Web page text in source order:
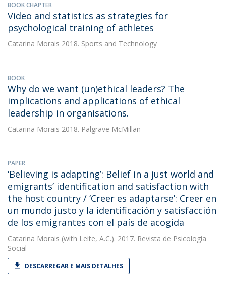
BOOK CHAPTER
Video and statistics as strategies for
psychological training of athletes
Catarina Morais 2018. Sports and Technology
BOOK
Why do we want (un)ethical leaders? The
implications and applications of ethical
leadership in organisations.
Catarina Morais 2018. Palgrave McMillan
PAPER
‘Believing is adapting’: Belief in a just world and
emigrants’ identification and satisfaction with
the host country / ‘Creer es adaptarse’: Creer en
un mundo justo y la identificación y satisfacción
de los emigrantes con el país de acogida
Catarina Morais (with Leite, A.C.). 2017. Revista de Psicologia
Social
DESCARREGAR E MAIS DETALHES